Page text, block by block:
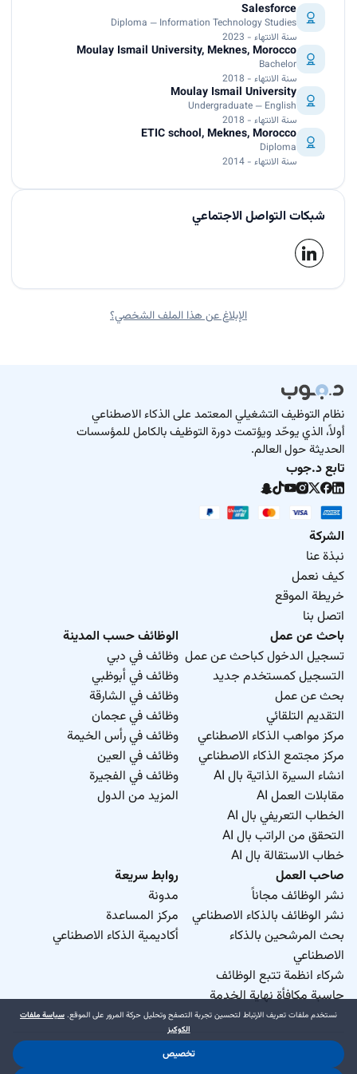
Salesforce
Diploma — Information Technology Studies
سنة الانتهاء - 2023
Moulay Ismail University, Meknes, Morocco
Bachelor
سنة الانتهاء - 2018
Moulay Ismail University
Undergraduate — English
سنة الانتهاء - 2018
ETIC school, Meknes, Morocco
Diploma
سنة الانتهاء - 2014
شبكات التواصل الاجتماعي
الإبلاغ عن هذا الملف الشخصي؟
نظام التوظيف التشغيلي المعتمد على الذكاء الاصطناعي
أولاً، الذي يوحّد ويؤتمت دورة التوظيف بالكامل للمؤسسات
الحديثة حول العالم.
تابع د.جوب
الشركة
نبذة عنا
كيف نعمل
خريطة الموقع
اتصل بنا
باحث عن عمل
تسجيل الدخول كباحث عن عمل
التسجيل كمستخدم جديد
بحث عن عمل
التقديم التلقائي
مركز مواهب الذكاء الاصطناعي
مركز مجتمع الذكاء الاصطناعي
انشاء السيرة الذاتية بال AI
مقابلات العمل AI
الخطاب التعريفي بال AI
التحقق من الراتب بال AI
خطاب الاستقالة بال AI
الوظائف حسب المدينة
وظائف في دبي
وظائف في أبوظبي
وظائف في الشارقة
وظائف في عجمان
وظائف في رأس الخيمة
وظائف في العين
وظائف في الفجيرة
المزيد من الدول
صاحب العمل
نشر الوظائف مجاناً
نشر الوظائف بالذكاء الاصطناعي
بحث المرشحين بالذكاء
الاصطناعي
شركاء انظمة تتبع الوظائف
حاسبة مكافأة نهاية الخدمة
روابط سريعة
مدونة
مركز المساعدة
أكاديمية الذكاء الاصطناعي
نستخدم ملفات تعريف الارتباط لتحسين تجربة التصفح وتحليل حركة المرور على الموقع. سياسة ملفات
الكوكيز
تخصيص